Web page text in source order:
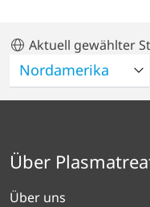
Aktuell gewählter
Über
Über uns